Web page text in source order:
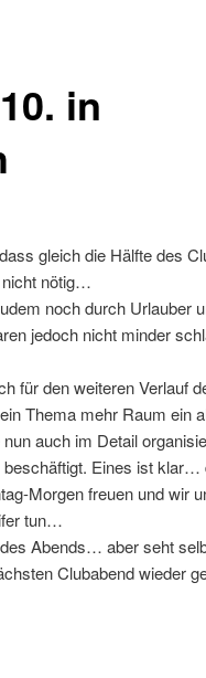
in
gleich die Hälfte des
nötig…
noch durch Urlauber
jedoch nicht minder
für den weiteren Verlauf
Thema mehr Raum ein
auch im Detail
beschäftigt. Eines ist klar…
Morgen freuen und wir
tun…
Abends… aber seht
Clubabend wieder